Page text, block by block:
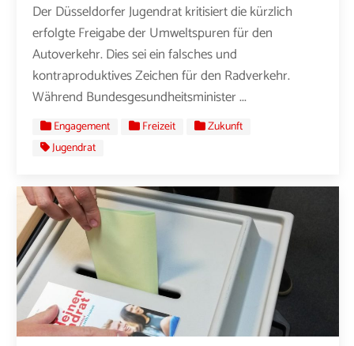
Der Düsseldorfer Jugendrat kritisiert die kürzlich
erfolgte Freigabe der Umweltspuren für den
Autoverkehr. Dies sei ein falsches und
kontraproduktives Zeichen für den Radverkehr.
Während Bundesgesundheitsminister ...
Engagement Freizeit
Zukunft
Jugendrat